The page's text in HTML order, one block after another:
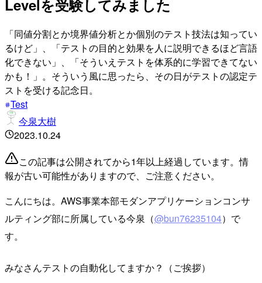
Levelを受験してみました
「同値分割とか境界値分析とか個別のテスト技法は知ってい
るけど」、「テストの目的と効果を人に説明できるほど言語
化できない」、「そういえテストを体系的に学習できてない
かも！」。そういう風に思ったら、その日がテストの認定テ
ストを受ける記念日。
Test
今泉大樹
2023.10.24
この記事は公開されてから1年以上経過しています。情
報が古い可能性がありますので、ご注意ください。
こんにちは。AWS事業本部モダンアプリケーションコンサ
ルティング部に所属している今泉（@bun76235104）で
す。
みなさんテストの自動化してますか？（ご挨拶）